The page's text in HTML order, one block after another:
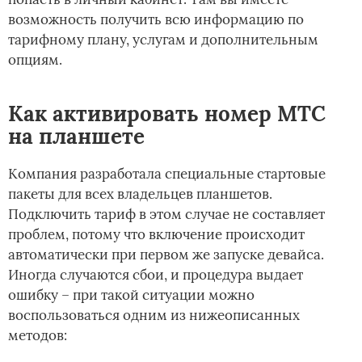
возможность получить всю информацию по
тарифному плану, услугам и дополнительным
опциям.
Как активировать номер МТС
на планшете
Компания разработала специальные стартовые
пакеты для всех владельцев планшетов.
Подключить тариф в этом случае не составляет
проблем, потому что включение происходит
автоматически при первом же запуске девайса.
Иногда случаются сбои, и процедура выдает
ошибку – при такой ситуации можно
воспользоваться одним из нижеописанных
методов: